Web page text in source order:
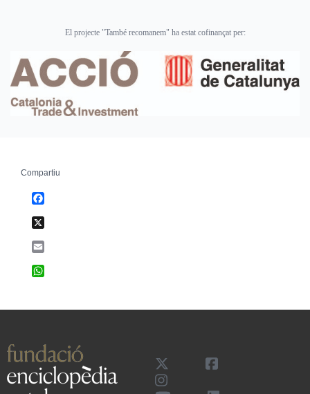
El projecte "També recomanem" ha estat cofinançat per:
Compartiu